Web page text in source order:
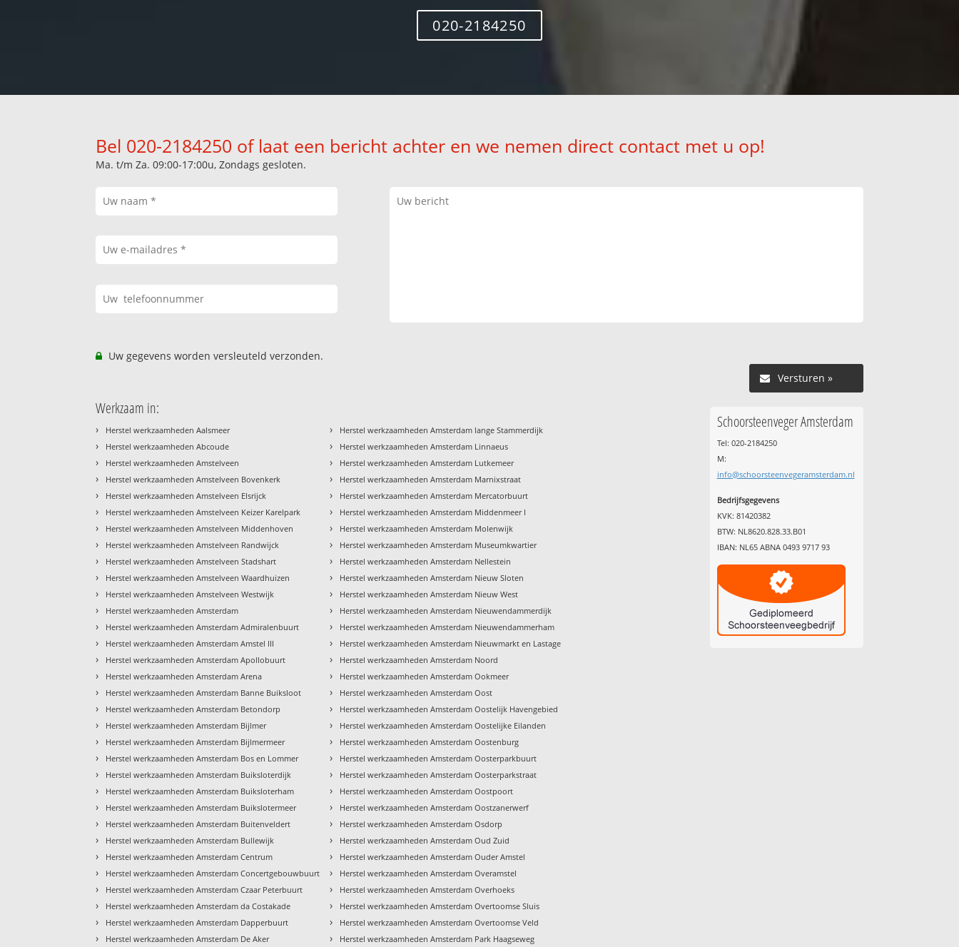
020-2184250
Bel 020-2184250 of laat een bericht achter en we nemen direct contact met u op!
Ma. t/m Za. 09:00-17:00u, Zondags gesloten.
Uw gegevens worden versleuteld verzonden.
Versturen »
Werkzaam in:
› Herstel werkzaamheden Aalsmeer
› Herstel werkzaamheden Abcoude
› Herstel werkzaamheden Amstelveen
› Herstel werkzaamheden Amstelveen Bovenkerk
› Herstel werkzaamheden Amstelveen Elsrijck
› Herstel werkzaamheden Amstelveen Keizer Karelpark
› Herstel werkzaamheden Amstelveen Middenhoven
› Herstel werkzaamheden Amstelveen Randwijck
› Herstel werkzaamheden Amstelveen Stadshart
› Herstel werkzaamheden Amstelveen Waardhuizen
› Herstel werkzaamheden Amstelveen Westwijk
› Herstel werkzaamheden Amsterdam
› Herstel werkzaamheden Amsterdam Admiralenbuurt
› Herstel werkzaamheden Amsterdam Amstel III
› Herstel werkzaamheden Amsterdam Apollobuurt
› Herstel werkzaamheden Amsterdam Arena
› Herstel werkzaamheden Amsterdam Banne Buiksloot
› Herstel werkzaamheden Amsterdam Betondorp
› Herstel werkzaamheden Amsterdam Bijlmer
› Herstel werkzaamheden Amsterdam Bijlmermeer
› Herstel werkzaamheden Amsterdam Bos en Lommer
› Herstel werkzaamheden Amsterdam Buiksloterdijk
› Herstel werkzaamheden Amsterdam Buiksloterham
› Herstel werkzaamheden Amsterdam Buikslotermeer
› Herstel werkzaamheden Amsterdam Buitenveldert
› Herstel werkzaamheden Amsterdam Bullewijk
› Herstel werkzaamheden Amsterdam Centrum
› Herstel werkzaamheden Amsterdam Concertgebouwbuurt
› Herstel werkzaamheden Amsterdam Czaar Peterbuurt
› Herstel werkzaamheden Amsterdam da Costakade
› Herstel werkzaamheden Amsterdam Dapperbuurt
› Herstel werkzaamheden Amsterdam De Aker
› Herstel werkzaamheden Amsterdam lange Stammerdijk
› Herstel werkzaamheden Amsterdam Linnaeus
› Herstel werkzaamheden Amsterdam Lutkemeer
› Herstel werkzaamheden Amsterdam Marnixstraat
› Herstel werkzaamheden Amsterdam Mercatorbuurt
› Herstel werkzaamheden Amsterdam Middenmeer I
› Herstel werkzaamheden Amsterdam Molenwijk
› Herstel werkzaamheden Amsterdam Museumkwartier
› Herstel werkzaamheden Amsterdam Nellestein
› Herstel werkzaamheden Amsterdam Nieuw Sloten
› Herstel werkzaamheden Amsterdam Nieuw West
› Herstel werkzaamheden Amsterdam Nieuwendammerdijk
› Herstel werkzaamheden Amsterdam Nieuwendammerham
› Herstel werkzaamheden Amsterdam Nieuwmarkt en Lastage
› Herstel werkzaamheden Amsterdam Noord
› Herstel werkzaamheden Amsterdam Ookmeer
› Herstel werkzaamheden Amsterdam Oost
› Herstel werkzaamheden Amsterdam Oostelijk Havengebied
› Herstel werkzaamheden Amsterdam Oostelijke Eilanden
› Herstel werkzaamheden Amsterdam Oostenburg
› Herstel werkzaamheden Amsterdam Oosterparkbuurt
› Herstel werkzaamheden Amsterdam Oosterparkstraat
› Herstel werkzaamheden Amsterdam Oostpoort
› Herstel werkzaamheden Amsterdam Oostzanerwerf
› Herstel werkzaamheden Amsterdam Osdorp
› Herstel werkzaamheden Amsterdam Oud Zuid
› Herstel werkzaamheden Amsterdam Ouder Amstel
› Herstel werkzaamheden Amsterdam Overamstel
› Herstel werkzaamheden Amsterdam Overhoeks
› Herstel werkzaamheden Amsterdam Overtoomse Sluis
› Herstel werkzaamheden Amsterdam Overtoomse Veld
› Herstel werkzaamheden Amsterdam Park Haagseweg
Schoorsteenveger Amsterdam
Tel: 020-2184250
M:
info@schoorsteenvegeramsterdam.nl
Bedrijfsgegevens
KVK: 81420382
BTW: NL8620.828.33.B01
IBAN: NL65 ABNA 0493 9717 93